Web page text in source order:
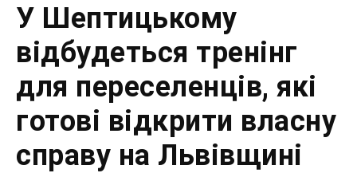
У Шептицькому
відбудеться тренінг
для переселенців, які
готові відкрити власну
справу на Львівщині